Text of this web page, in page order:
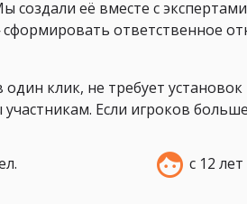
создали её вместе с
сформировать ответственное
один клик, не требует
Если игроков
с 12 лет